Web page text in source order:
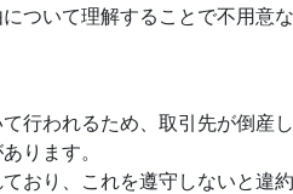
ついて理解することで不用意
行われるため、取引先が倒産
ります。
おり、これを遵守しないと違